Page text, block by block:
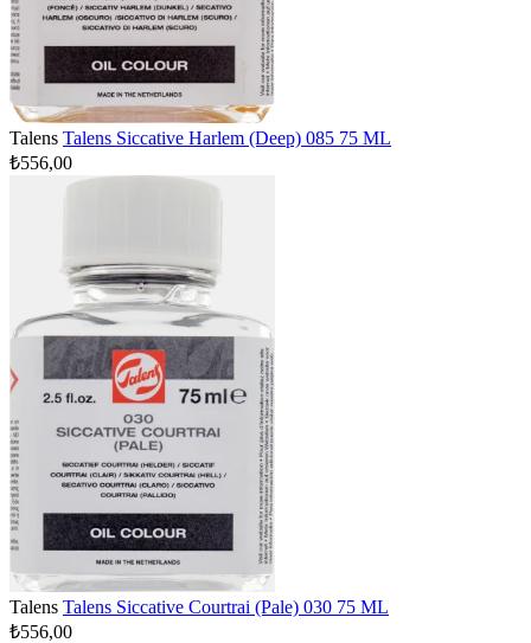
Talens Talens Siccative Harlem (Deep) 085 75 ML
₺556,00
Talens Talens Siccative Courtrai (Pale) 030 75 ML
₺556,00